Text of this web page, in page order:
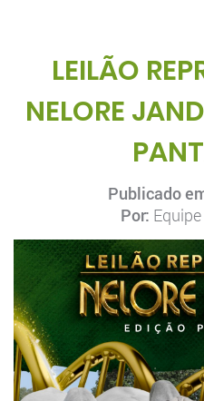
LEILÃO
NELORE
Publicado
Por: